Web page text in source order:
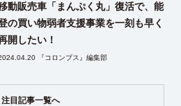
注目記事一覧へ
動販売車「まんぷく丸」復活で、能
の買い物弱者支援事業を一刻も早く
開したい！
『コロンブス』編集部